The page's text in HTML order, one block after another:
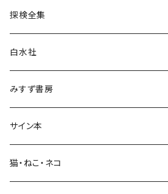
言語・ことば
探検全集
白水社
みすず書房
サイン本
猫・ねこ・ネコ